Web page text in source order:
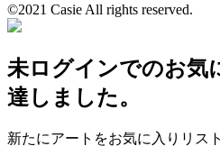
©2021 Casie All rights reserved.
未ログインでのお気
達しました。
新たにアートをお気に入りリス